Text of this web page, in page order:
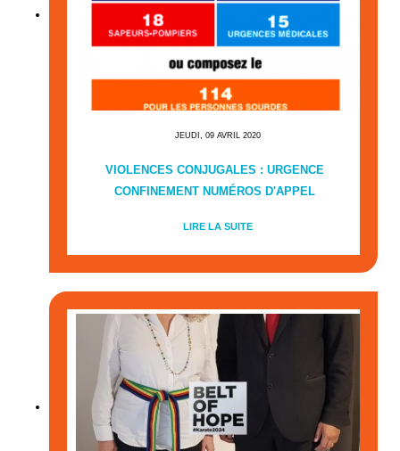
JEUDI, 09 AVRIL 2020
VIOLENCES CONJUGALES : URGENCE
CONFINEMENT NUMÉROS D'APPEL
LIRE LA SUITE